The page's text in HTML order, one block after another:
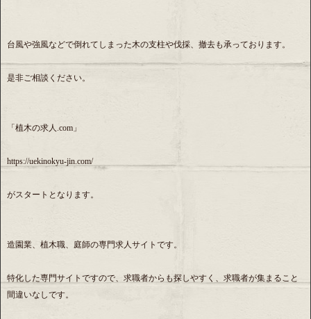
台風や強風などで倒れてしまった木の支柱や伐採、撤去も承っております。
是非ご相談ください。
「植木の求人.com」
https://uekinokyu-jin.com/
がスタートとなります。
造園業、植木職、庭師の専門求人サイトです。
特化した専門サイトですので、求職者からも探しやすく、求職者が集まること
間違いなしです。